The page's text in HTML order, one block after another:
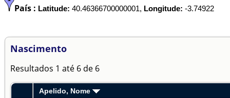
País : Latitude: 40.46366700000001, Longitude: -3.74922
Nascimento
Resultados 1 até 6 de 6
Apelido, Nome